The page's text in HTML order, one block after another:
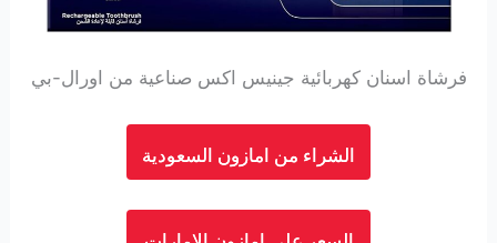
فرشاة اسنان كهربائية جينيس اكس صناعية من اورال-بي
الشراء من امازون السعودية